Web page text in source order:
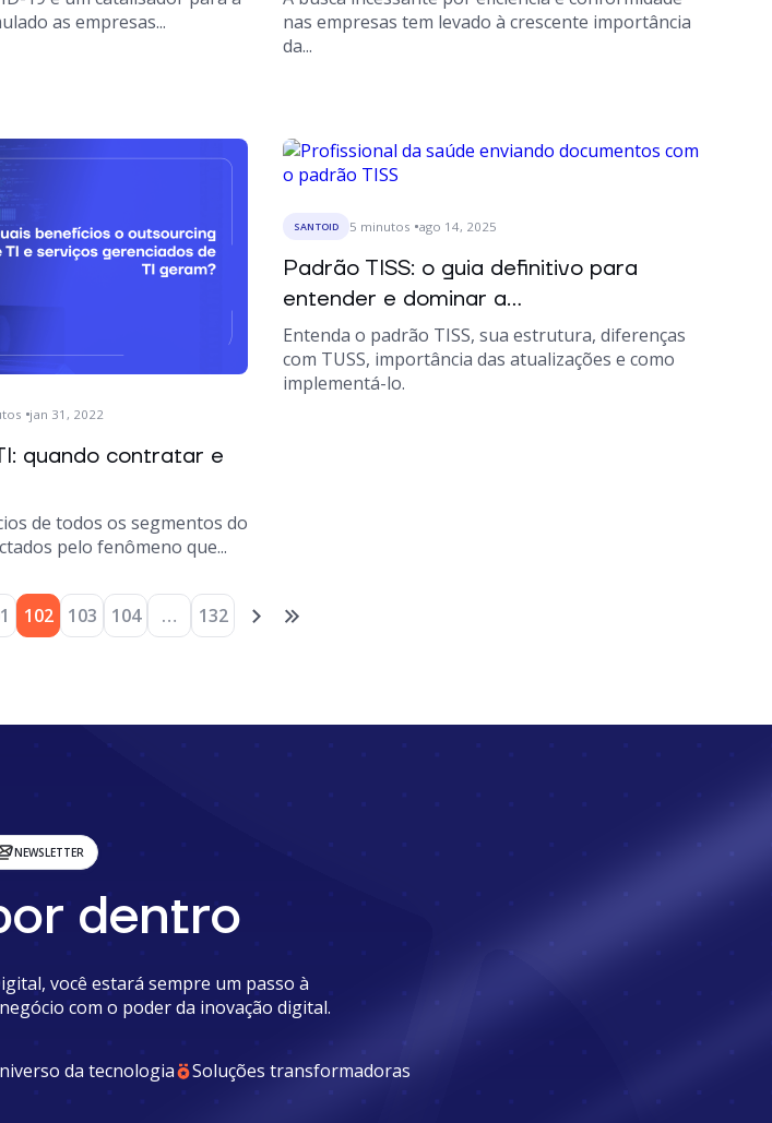
as empresas...
nas empresas tem levado à crescente importância
da...
jan 31, 2022
quando contratar e
de todos os segmentos do
pelo fenômeno que...
SANTOID 5 minutos ago 14, 2025
Padrão TISS: o guia definitivo para
entender e dominar a...
Entenda o padrão TISS, sua estrutura, diferenças
com TUSS, importância das atualizações e como
implementá-lo.
102 103 104 … 132
NEWSLETTER
dentro
você estará sempre um passo à
com o poder da inovação digital.
da tecnologia Soluções transformadoras